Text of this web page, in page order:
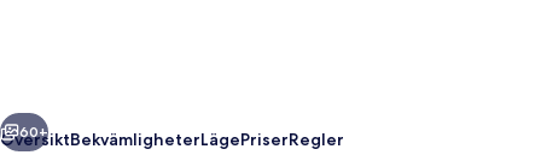
Nästa
60+
ÖversiktBekvämligheterLägePriserRegler